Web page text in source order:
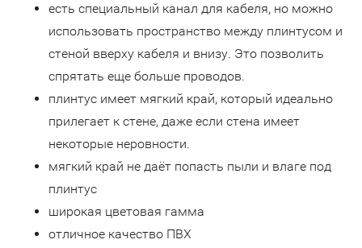
есть специальный канал для кабеля, но можно
использовать пространство между плинтусом и
стеной вверху кабеля и внизу. Это позволить
спрятать еще больше проводов.
плинтус имеет мягкий край, который идеально
прилегает к стене, даже если стена имеет
некоторые неровности.
мягкий край не даёт попасть пыли и влаге под
плинтус
широкая цветовая гамма
отличное качество ПВХ